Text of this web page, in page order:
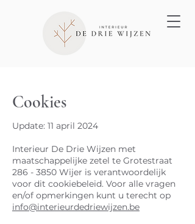
Cookies
Update: 11 april 2024
Interieur De Drie Wijzen met
maatschappelijke zetel te Grotestraat
286 - 3850 Wijer is verantwoordelijk
voor dit cookiebeleid. Voor alle vragen
en/of opmerkingen kunt u terecht op
info@interieurdedriewijzen.be